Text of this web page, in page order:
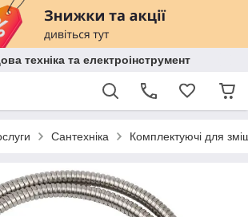
техніка та електроінструмент
Сантехніка Комплектуючі для